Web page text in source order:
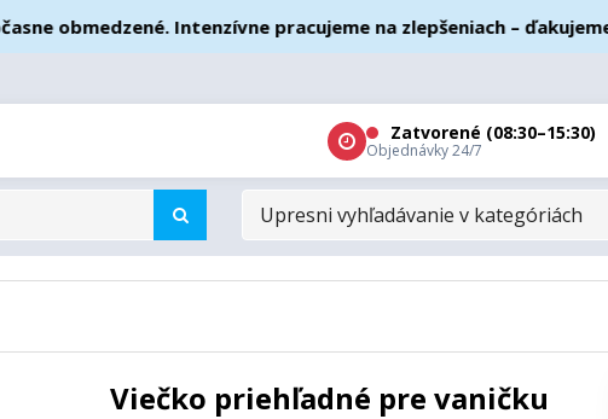
Intenzívne pracujeme na zlepšeniach – ďakujeme
Zatvorené (08:30–15:30)
Objednávky 24/7
UPRESNI
VYHĽADÁVANIE
Viečko priehľadné pre vaničku